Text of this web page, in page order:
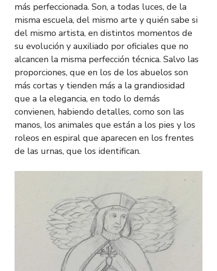
más perfeccionada. Son, a todas luces, de la
misma escuela, del mismo arte y quién sabe si
del mismo artista, en distintos momentos de
su evolución y auxiliado por oficiales que no
alcancen la misma perfección técnica. Salvo las
proporciones, que en los de los abuelos son
más cortas y tienden más a la grandiosidad
que a la elegancia, en todo lo demás
convienen, habiendo detalles, como son las
manos, los animales que están a los pies y los
roleos en espiral que aparecen en los frentes
de las urnas, que los identifican.